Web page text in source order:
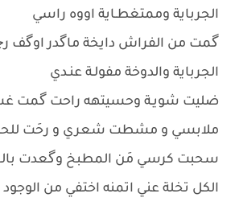
الجرباية وممتغطـاية اووه راسي
گمت من الفراش دايخة ماگدر اوگف
الجرباية والدوخة مفولـة عنـدي
ضليت شويـة وحسيتهه راحت گمت
ملابسي و مشطت شعري و رحَت
سحبت كرسي مَن المطبخ وگعدت
الكل تخلة عني اتمنه اختفي من